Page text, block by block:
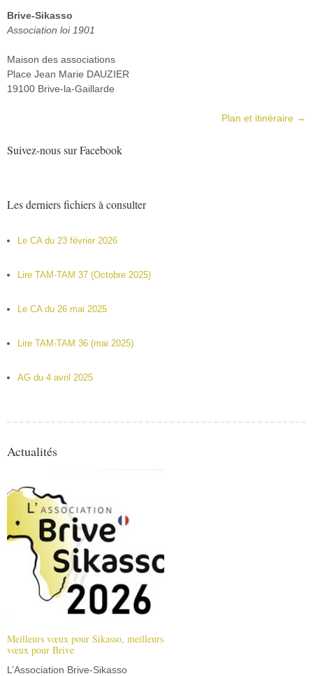
Brive-Sikasso
Association loi 1901
Maison des associations
Place Jean Marie DAUZIER
19100 Brive-la-Gaillarde
Plan et itinéraire →
Suivez-nous sur Facebook
Les derniers fichiers à consulter
Le CA du 23 février 2026
Lire TAM-TAM 37 (Octobre 2025)
Le CA du 26 mai 2025
Lire TAM-TAM 36 (mai 2025)
AG du 4 avril 2025
Actualités
Meilleurs vœux pour Sikasso, meilleurs
vœux pour Brive
L’Association Brive-Sikasso